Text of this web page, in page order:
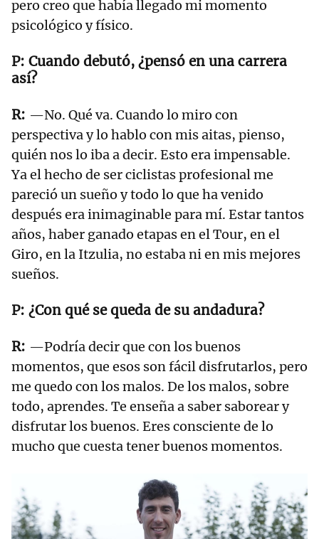
pero creo que había llegado mi momento
psicológico y físico.
Cuando debutó, ¿pensó en una carrera
así?
—No. Qué va. Cuando lo miro con
perspectiva y lo hablo con mis aitas, pienso,
quién nos lo iba a decir. Esto era impensable.
Ya el hecho de ser ciclistas profesional me
pareció un sueño y todo lo que ha venido
después era inimaginable para mí. Estar tantos
años, haber ganado etapas en el Tour, en el
Giro, en la Itzulia, no estaba ni en mis mejores
sueños.
¿Con qué se queda de su andadura?
—Podría decir que con los buenos
momentos, que esos son fácil disfrutarlos, pero
me quedo con los malos. De los malos, sobre
todo, aprendes. Te enseña a saber saborear y
disfrutar los buenos. Eres consciente de lo
mucho que cuesta tener buenos momentos.